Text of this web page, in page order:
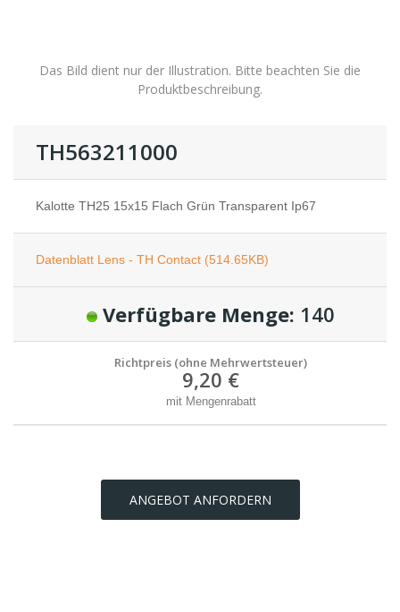
Das Bild dient nur der Illustration. Bitte beachten Sie die
Produktbeschreibung.
TH563211000
Kalotte TH25 15x15 Flach Grün Transparent Ip67
Datenblatt Lens - TH Contact (514.65KB)
Verfügbare Menge: 140
Richtpreis (ohne Mehrwertsteuer)
9,20 €
mit Mengenrabatt
ANGEBOT ANFORDERN